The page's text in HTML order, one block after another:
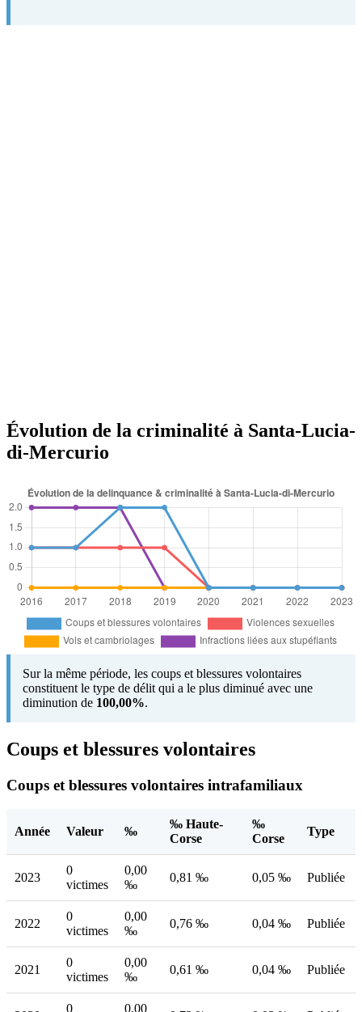
Évolution de la criminalité à Santa-Lucia-
di-Mercurio
Sur la même période, les coups et blessures volontaires
constituent le type de délit qui a le plus diminué avec une
diminution de 100,00%.
Coups et blessures volontaires
Coups et blessures volontaires intrafamiliaux
Année Valeur ‰
‰ Haute-
Corse
‰
Corse
Type
2023
0
victimes
0,00
‰
0,81 ‰ 0,05 ‰ Publiée
2022
0
victimes
0,00
‰
0,76 ‰ 0,04 ‰ Publiée
2021
0
victimes
0,00
‰
0,61 ‰ 0,04 ‰ Publiée
0 0,00